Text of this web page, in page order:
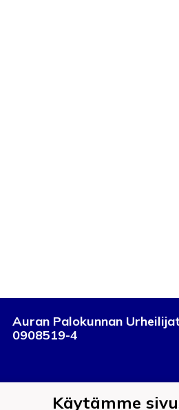
Auran Palokunnan
0908519-4
Käytämme